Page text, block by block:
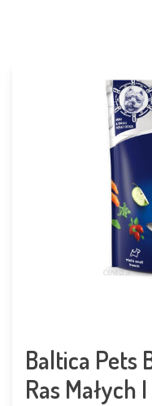
Baltica Pets
Ras Małych